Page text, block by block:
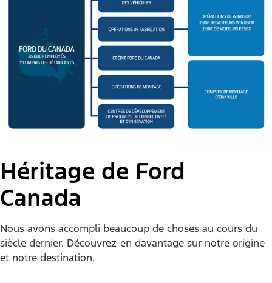
Héritage de Ford
Canada
Nous avons accompli beaucoup de choses au cours du
siècle dernier. Découvrez-en davantage sur notre origine
et notre destination.